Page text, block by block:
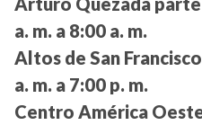
a. m. a 8:00 a. m.
Altos de San
a. m. a 7:00 p. m.
Centro América